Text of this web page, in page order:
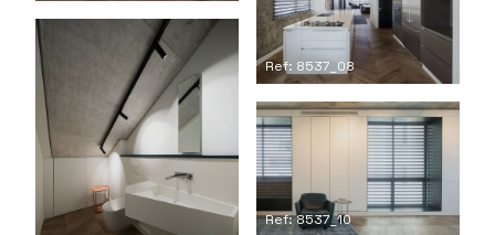
Ref: 8537_08
Ref: 8537_10